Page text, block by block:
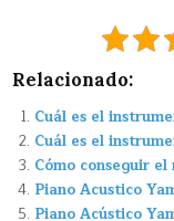
Relacionado:
Cuál es el
Cuál es el
Cómo conseguir
Piano Acustico
Piano Acústico